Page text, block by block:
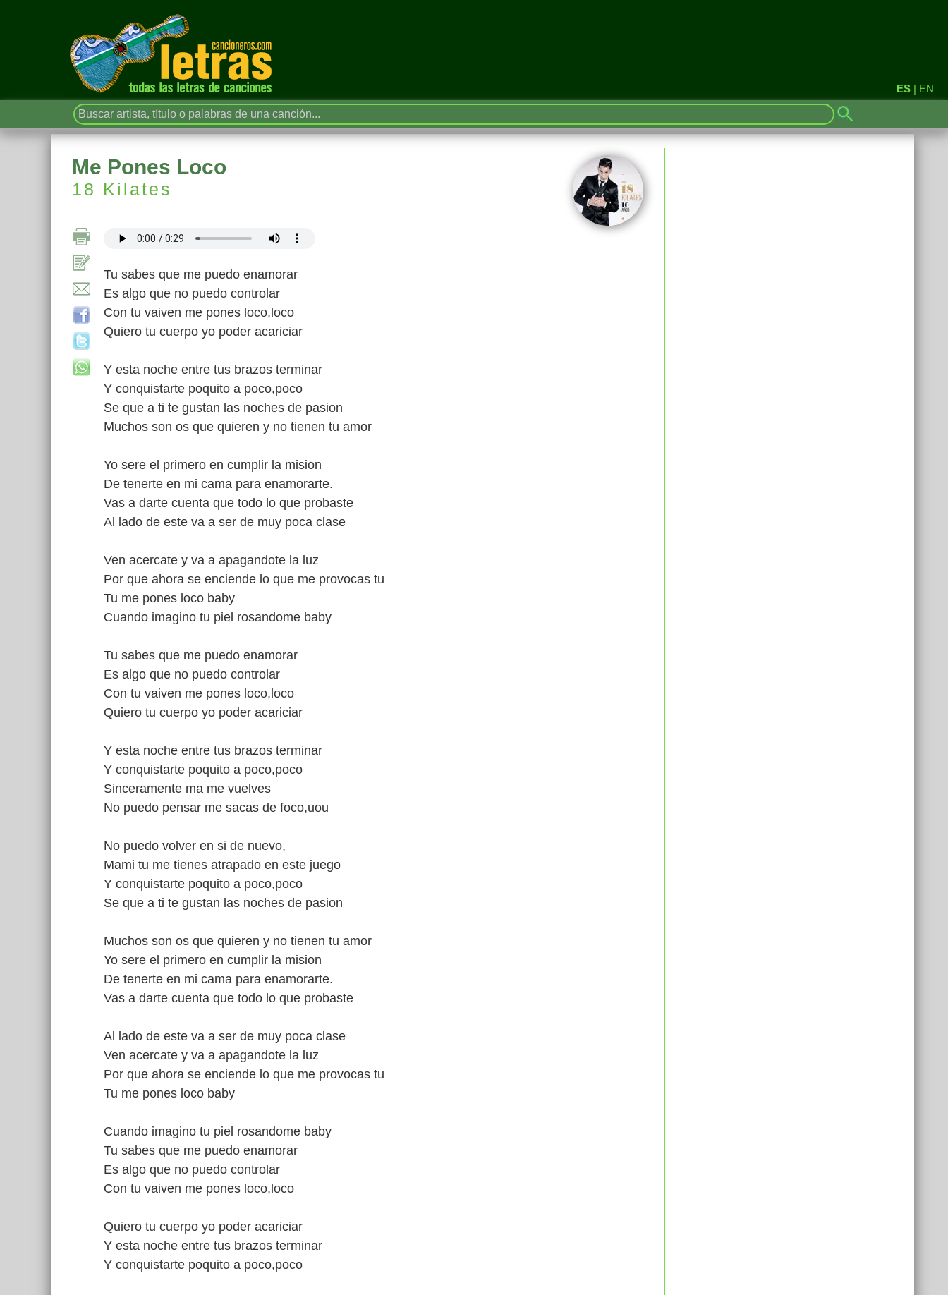
ES | EN
Me Pones Loco
18 Kilates
Tu sabes que me puedo enamorar
Es algo que no puedo controlar
Con tu vaiven me pones loco,loco
Quiero tu cuerpo yo poder acariciar
Y esta noche entre tus brazos terminar
Y conquistarte poquito a poco,poco
Se que a ti te gustan las noches de pasion
Muchos son os que quieren y no tienen tu amor
Yo sere el primero en cumplir la mision
De tenerte en mi cama para enamorarte.
Vas a darte cuenta que todo lo que probaste
Al lado de este va a ser de muy poca clase
Ven acercate y va a apagandote la luz
Por que ahora se enciende lo que me provocas tu
Tu me pones loco baby
Cuando imagino tu piel rosandome baby
Tu sabes que me puedo enamorar
Es algo que no puedo controlar
Con tu vaiven me pones loco,loco
Quiero tu cuerpo yo poder acariciar
Y esta noche entre tus brazos terminar
Y conquistarte poquito a poco,poco
Sinceramente ma me vuelves
No puedo pensar me sacas de foco,uou
No puedo volver en si de nuevo,
Mami tu me tienes atrapado en este juego
Y conquistarte poquito a poco,poco
Se que a ti te gustan las noches de pasion
Muchos son os que quieren y no tienen tu amor
Yo sere el primero en cumplir la mision
De tenerte en mi cama para enamorarte.
Vas a darte cuenta que todo lo que probaste
Al lado de este va a ser de muy poca clase
Ven acercate y va a apagandote la luz
Por que ahora se enciende lo que me provocas tu
Tu me pones loco baby
Cuando imagino tu piel rosandome baby
Tu sabes que me puedo enamorar
Es algo que no puedo controlar
Con tu vaiven me pones loco,loco
Quiero tu cuerpo yo poder acariciar
Y esta noche entre tus brazos terminar
Y conquistarte poquito a poco,poco